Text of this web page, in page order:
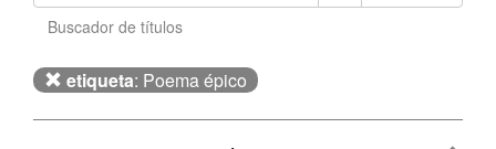
Buscador de títulos
etiqueta: Poema épico